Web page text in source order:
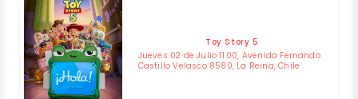
Toy Story 5
Jueves 02 de Julio 11:00, Avenida Fernando
Castillo Velasco 8580, La Reina, Chile